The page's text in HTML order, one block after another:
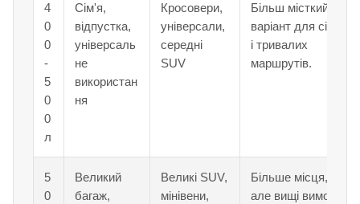
4
0
0
-
5
0
0
л
Сім'я,
відпустка,
універсаль
не
використан
ня
Кросовери,
універсали,
середні
SUV
Більш місткий
варіант для сім'ї
і тривалих
маршрутів.
5
0
Великий
багаж,
Великі SUV,
мінівени,
Більше місця,
але вищі вимоги